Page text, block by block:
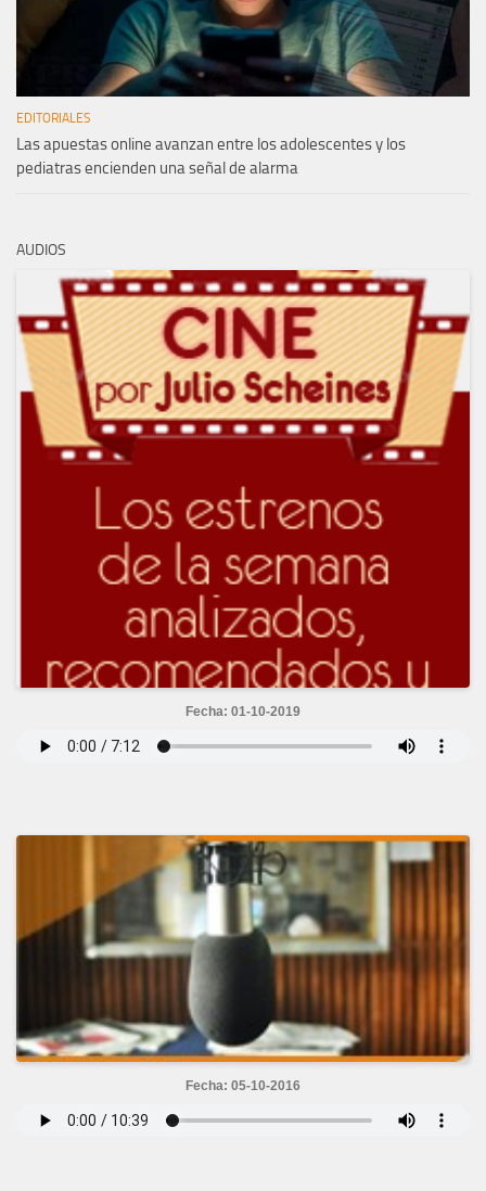
EDITORIALES
Las apuestas online avanzan entre los adolescentes y los
pediatras encienden una señal de alarma
AUDIOS
Fecha: 01-10-2019
Fecha: 05-10-2016